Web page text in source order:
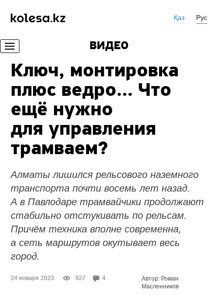
Қаз Рус
ВИДЕО
Ключ, монтировка
плюс ведро… Что
ещё нужно
для управления
трамваем?
Алматы лишился рельсового наземного
транспорта почти восемь лет назад.
А в Павлодаре трамвайчики продолжают
стабильно отстукивать по рельсам.
Причём техника вполне современна,
а сеть маршрутов окутывает весь
город.
24 января 2023 927 4
Автор: Роман
Масленников